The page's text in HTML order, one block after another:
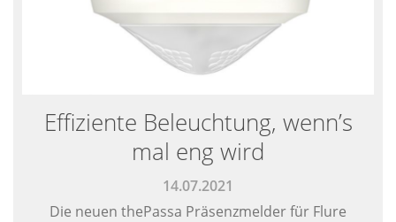
News KNX aggiornate
Effiziente Beleuchtung, wenn’s
mal eng wird
14.07.2021
Die neuen thePassa Präsenzmelder für Flure